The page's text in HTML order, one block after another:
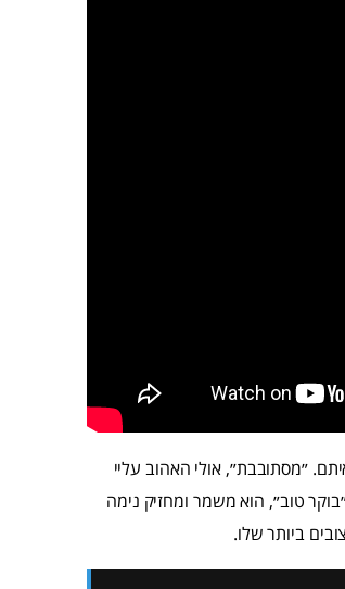
״מסתובבת״, אולי האהוב עליי
טוב״, הוא משמר ומחזיק נימה
ביותר שלו.